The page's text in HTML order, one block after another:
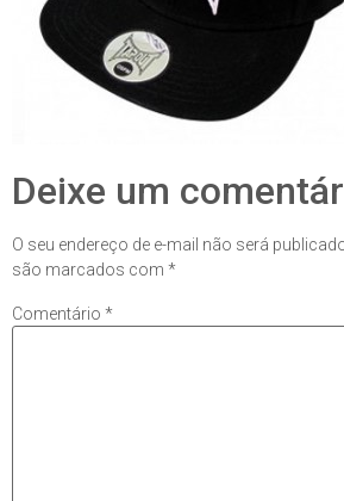
Deixe um
O seu endereço de e-mail não será
são marcados com *
Comentário *